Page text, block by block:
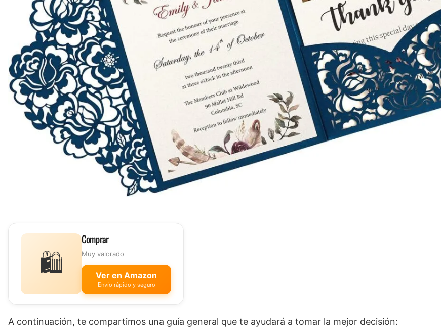
🛍️
Comprar
Muy valorado
Ver en Amazon
Envío rápido y seguro
A continuación, te compartimos una guía general que te ayudará a tomar la mejor decisión: